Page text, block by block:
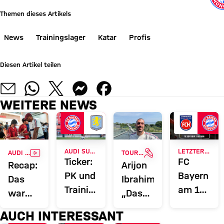
Themen dieses Artikels
News Trainingslager Katar Profis
Diesen Artikel teilen
WEITERE NEWS
AUDI SUMMER TOUR 2026VIDEO
Recap:
Das
war
Mittwoch
Ticker:
PK und
Training
dem
TOUR TALKINTERVIEW
Arijon
Ibrahimović:
„Das
richtige
FC
Bayern
am 18.
AUCH INTERESSANT